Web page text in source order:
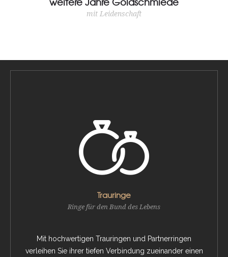
mit Leidenschaft
Trauringe
Ringe für den Bund des Lebens
Mit hochwertigen Trauringen und Partnerringen
verleihen Sie ihrer tiefen Verbindung zueinander einen